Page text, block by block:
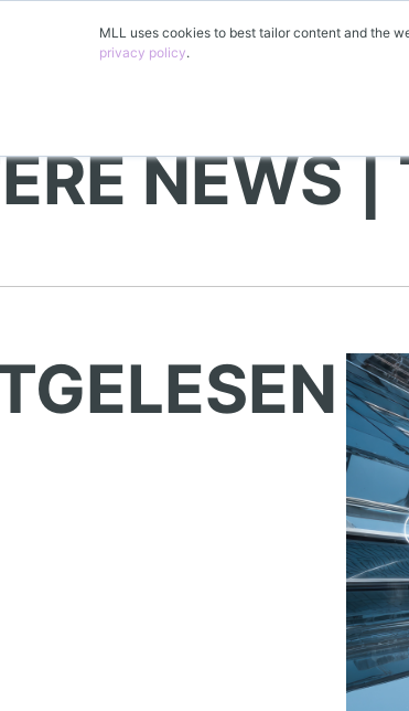
MLL uses cookies to best tailor content and the
privacy policy.
NEWS